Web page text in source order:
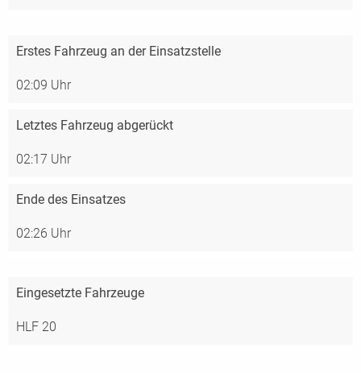
Erstes Fahrzeug an der Einsatzstelle
02:09 Uhr
Letztes Fahrzeug abgerückt
02:17 Uhr
Ende des Einsatzes
02:26 Uhr
Eingesetzte Fahrzeuge
HLF 20